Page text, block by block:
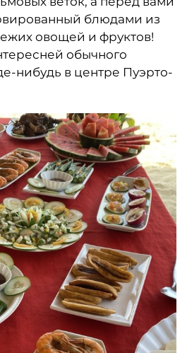
блюдами из
овощей и фруктов!
обычного
нибудь в центре Пуэрто-